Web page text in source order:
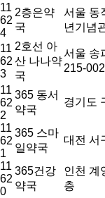
11
62
4
2층은약
국
서울 동
년기념
11
62
3
2호선 아
산 나나약
국
서울 송
215-
11
62
2
365 동서
약국
경기도
11
62
1
365 스마
일약국
대전 서
11
62
0
365건강
약국
인천 계
층